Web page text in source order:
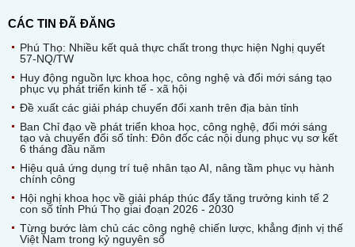
CÁC TIN ĐÃ ĐĂNG
Phú Thọ: Nhiều kết quả thực chất trong thực hiện Nghị quyết
57-NQ/TW
Huy động nguồn lực khoa học, công nghệ và đổi mới sáng tạo
phục vụ phát triển kinh tế - xã hội
Đề xuất các giải pháp chuyển đổi xanh trên địa bàn tỉnh
Ban Chỉ đạo về phát triển khoa học, công nghệ, đổi mới sáng
tạo và chuyển đổi số tỉnh: Đôn đốc các nội dung phục vụ sơ kết
6 tháng đầu năm
Hiệu quả ứng dụng trí tuệ nhân tạo AI, nâng tầm phục vụ hành
chính công
Hội nghị khoa học về giải pháp thúc đẩy tăng trưởng kinh tế 2
con số tỉnh Phú Thọ giai đoạn 2026 - 2030
Từng bước làm chủ các công nghệ chiến lược, khẳng định vị thế
Việt Nam trong kỷ nguyên số